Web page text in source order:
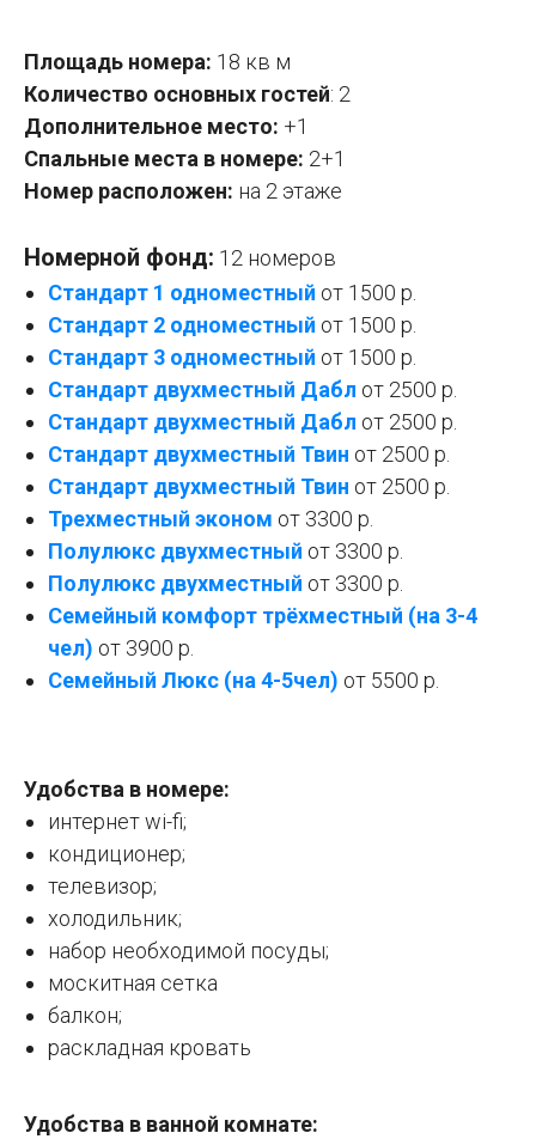
Площадь номера: 18 кв м
Количество основных гостей: 2
Дополнительное место: +1
Спальные места в номере: 2+1
Номер расположен: на 2 этаже
Номерной фонд: 12 номеров
Стандарт 1 одноместный от 1500 р.
Стандарт 2 одноместный от 1500 р.
Стандарт 3 одноместный от 1500 р.
Стандарт двухместный Дабл от 2500 р.
Стандарт двухместный Дабл от 2500 р.
Стандарт двухместный Твин от 2500 р.
Стандарт двухместный Твин от 2500 р.
Трехместный эконом от 3300 р.
Полулюкс двухместный от 3300 р.
Полулюкс двухместный от 3300 р.
Семейный комфорт трёхместный (на 3-4
чел) от 3900 р.
Семейный Люкс (на 4-5чел) от 5500 р.
Удобства в номере:
интернет wi-fi;
кондиционер;
телевизор;
холодильник;
набор необходимой посуды;
москитная сетка
балкон;
раскладная кровать
Удобства в ванной комнате: